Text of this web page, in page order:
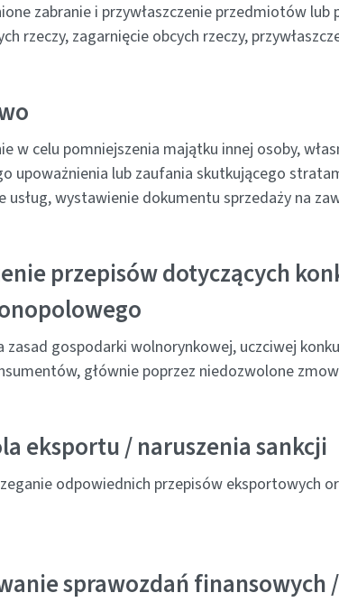
zabranie i przywłaszczenie przedmiotów lub
rzeczy, zagarnięcie obcych rzeczy,
w celu pomniejszenia majątku innej osoby,
upoważnienia lub zaufania skutkującego
usług, wystawienie dokumentu sprzedaży na
przepisów dotyczących
zasad gospodarki wolnorynkowej, uczciwej
głównie poprzez niedozwolone
eksportu / naruszenia sankcji
odpowiednich przepisów eksportowych
sprawozdań finansowych